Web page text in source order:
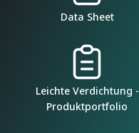
Data Sheet
Leichte Verdichtung -
Produktportfolio